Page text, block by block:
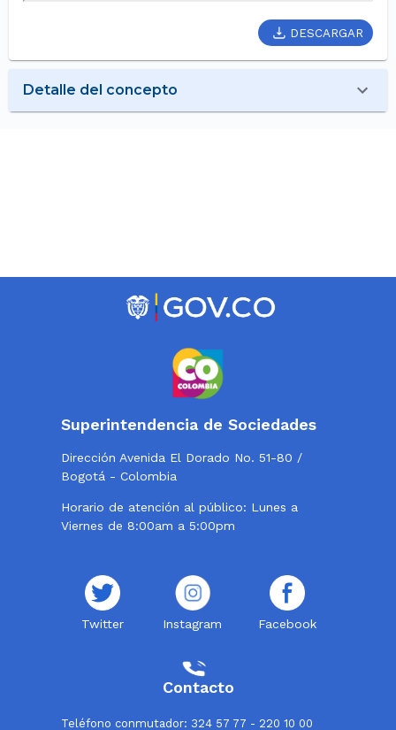
DESCARGAR
Detalle del concepto
Superintendencia de Sociedades
Dirección Avenida El Dorado No. 51-80 /
Bogotá - Colombia
Horario de atención al público: Lunes a
Viernes de 8:00am a 5:00pm
Twitter Instagram Facebook
Contacto
Teléfono conmutador: 324 57 77 - 220 10 00